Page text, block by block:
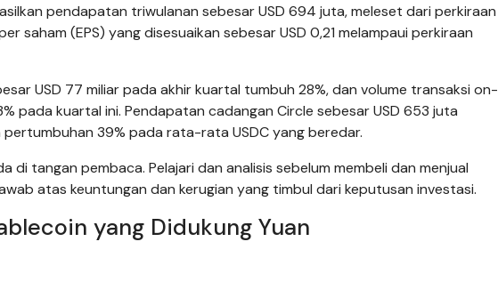
pendapatan triwulanan sebesar USD 694 juta, meleset dari perkiraan
saham (EPS) yang disesuaikan sebesar USD 0,21 melampaui perkiraan
USD 77 miliar pada akhir kuartal tumbuh 28%, dan volume transaksi on-
pada kuartal ini. Pendapatan cadangan Circle sebesar USD 653 juta
39% pada rata-rata USDC yang beredar.
di tangan pembaca. Pelajari dan analisis sebelum membeli dan menjual
atas keuntungan dan kerugian yang timbul dari keputusan investasi.
yang Didukung Yuan